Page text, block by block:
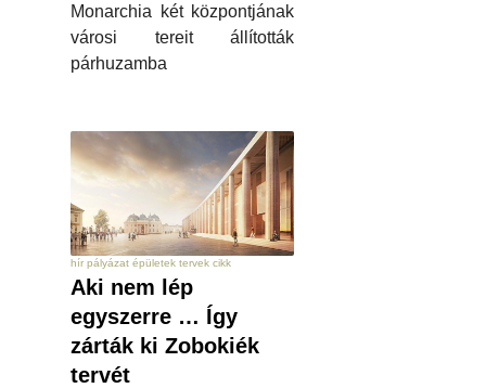
Monarchia két központjának
városi tereit állították
párhuzamba
hír pályázat épületek tervek cikk
Aki nem lép
egyszerre … Így
zárták ki Zobokiék
tervét